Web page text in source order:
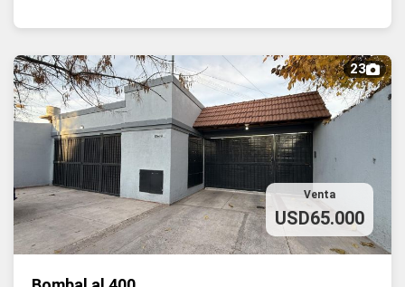
23
Venta
USD65.000